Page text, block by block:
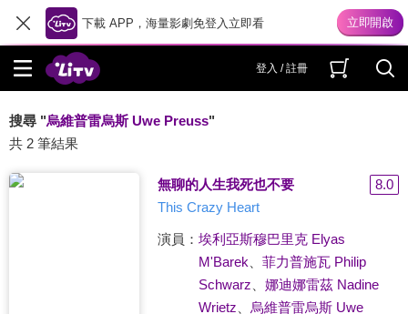
下載 APP，海量影劇免登入立即看
登入 / 註冊
搜尋 "烏維普雷烏斯 Uwe Preuss"
共 2 筆結果
無聊的人生我死也不要
8.0
This Crazy Heart
演員： 埃利亞斯穆巴里克 Elyas
M'Barek
菲力普施瓦 Philip
Schwarz
娜迪娜雷茲 Nadine
Wrietz
烏維普雷烏斯 Uwe